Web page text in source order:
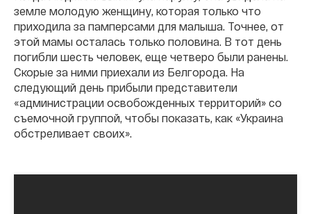
земле молодую женщину, которая только что
приходила за памперсами для малыша. Точнее, от
этой мамы осталась только половина. В тот день
погибли шесть человек, еще четверо были ранены.
Скорые за ними приехали из Белгорода. На
следующий день прибыли представители
«администрации освобожденных территорий» со
съемочной группой, чтобы показать, как «Украина
обстреливает своих».